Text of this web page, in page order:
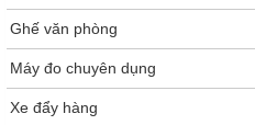
Ghế văn phòng
Máy đo chuyên dụng
Xe đẩy hàng